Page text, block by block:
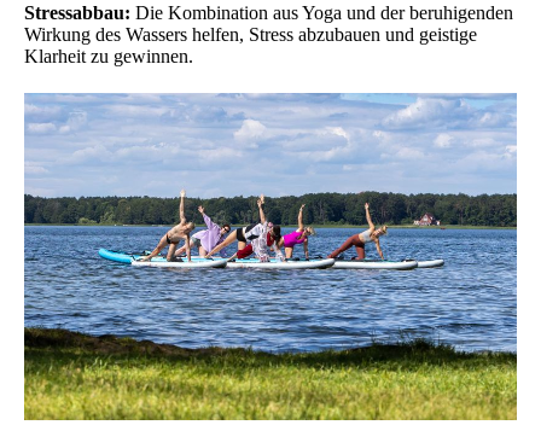
Stressabbau: Die Kombination aus Yoga und der beruhigenden
Wirkung des Wassers helfen, Stress abzubauen und geistige
Klarheit zu gewinnen.